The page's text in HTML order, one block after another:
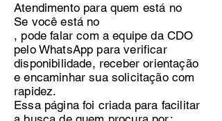
Atendimento para quem está no
Se você está no
, pode falar com a equipe da CDO
pelo WhatsApp para verificar
disponibilidade, receber orientação
e encaminhar sua solicitação com
rapidez.
Essa página foi criada para facilitar